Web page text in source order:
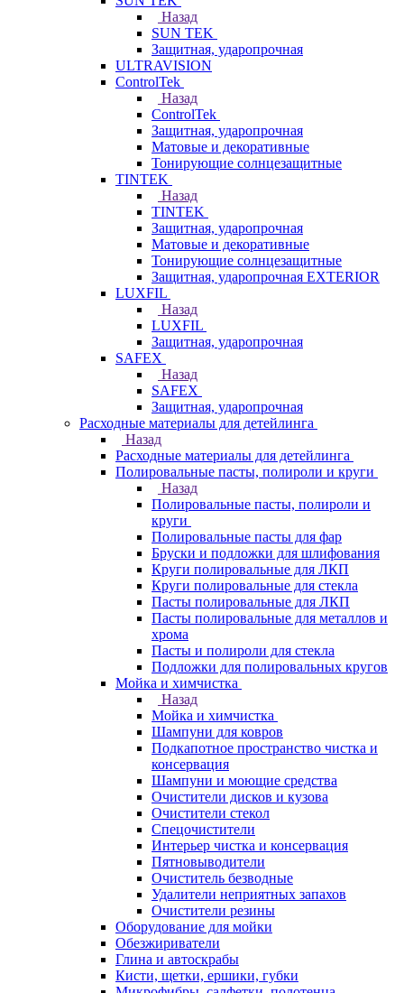
Назад
SUN TEK
Защитная, ударопрочная
ULTRAVISION
ControlTek
Назад
ControlTek
Защитная, ударопрочная
Матовые и декоративные
Тонирующие солнцезащитные
TINTEK
Назад
TINTEK
Защитная, ударопрочная
Матовые и декоративные
Тонирующие солнцезащитные
Защитная, ударопрочная EXTERIOR
LUXFIL
Назад
LUXFIL
Защитная, ударопрочная
SAFEX
Назад
SAFEX
Защитная, ударопрочная
Расходные материалы для детейлинга
Назад
Расходные материалы для детейлинга
Полировальные пасты, полироли и круги
Назад
Полировальные пасты, полироли и
круги
Полировальные пасты для фар
Бруски и подложки для шлифования
Круги полировальные для ЛКП
Круги полировальные для стекла
Пасты полировальные для ЛКП
Пасты полировальные для металлов и
хрома
Пасты и полироли для стекла
Подложки для полировальных кругов
Мойка и химчистка
Назад
Мойка и химчистка
Шампуни для ковров
Подкапотное пространство чистка и
консервация
Шампуни и моющие средства
Очистители дисков и кузова
Очистители стекол
Спецочистители
Интерьер чистка и консервация
Пятновыводители
Очиститель безводные
Удалители неприятных запахов
Очистители резины
Оборудование для мойки
Обезжириватели
Глина и автоскрабы
Кисти, щетки, ершики, губки